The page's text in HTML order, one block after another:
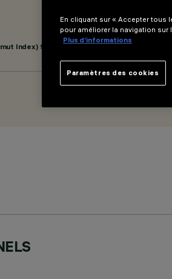
Index) 99
En cliquant sur « Accepter tous
pour améliorer la navigation
Plus d’informations
Paramètres des cookies